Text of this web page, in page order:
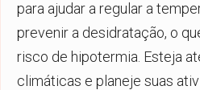
para ajudar a regular a
prevenir a desidratação, o
risco de hipotermia. Esteja
climáticas e planeje suas